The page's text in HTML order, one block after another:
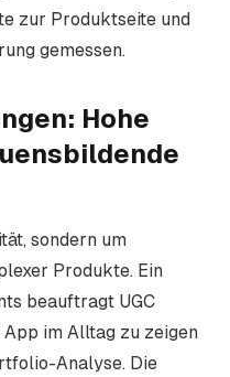
zur Produktseite und
gemessen.
Hohe
sondern um
Produkte. Ein
beauftragt UGC
im Alltag zu zeigen
Analyse. Die